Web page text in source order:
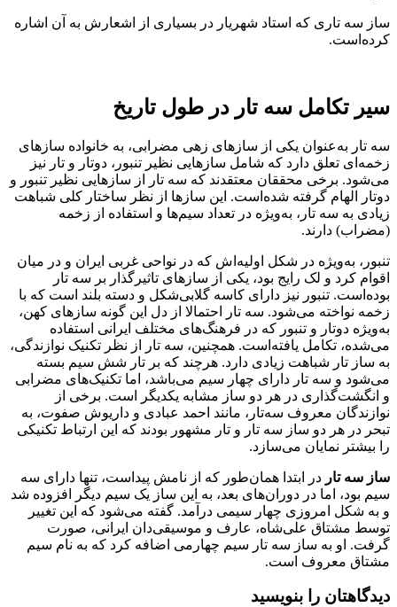
ساز سه تاری که استاد شهریار در بسیاری از اشعارش به آن اشاره
کرده‌است.
سیر تکامل سه تار در طول تاریخ
سه تار به‌عنوان یکی از سازهای زهی مضرابی، به خانواده سازهای
زخمه‌ای تعلق دارد که شامل سازهایی نظیر تنبور، دوتار و تار نیز
می‌شود. برخی محققان معتقدند که سه تار از سازهایی نظیر تنبور و
دوتار الهام گرفته شده‌است. این سازها از نظر ساختار کلی شباهت
زیادی به سه تار، به‌ویژه در تعداد سیم‌ها و استفاده از زخمه
(مضراب) دارند.
تنبور، به‌ویژه در شکل اولیه‌اش که در نواحی غربی ایران و در میان
اقوام کرد و لک رایج بود، یکی از سازهای تاثیرگذار بر سه تار
بوده‌است. تنبور نیز دارای کاسه گلابی‌شکل و دسته بلند است که با
زخمه نواخته می‌شود. سه تار احتمالا از دل این گونه سازهای کهن،
به‌ویژه دوتار و تنبور که در فرهنگ‌های مختلف ایرانی استفاده
می‌شده، تکامل یافته‌است. همچنین، سه تار از نظر تکنیک نوازندگی،
به ساز تار شباهت زیادی دارد. هرچند که بر تار شش سیم بسته
می‌شود و سه تار دارای چهار سیم می‌باشد، اما تکنیک‌های مضرابی
و انگشت‌گذاری در هر دو ساز مشابه یکدیگر است. برخی از
نوازندگان معروف سه‌تار، مانند احمد عبادی و داریوش صفوت، به
تبحر در هر دو ساز سه تار و تار مشهور بودند که این ارتباط تکنیکی
را بیشتر نمایان می‌سازد.
ساز سه تار در ابتدا همان‌طور که از نامش پیداست، تنها دارای سه
سیم بود، اما در دوران‌های بعد، به این ساز یک سیم دیگر افزوده شد
و به شکل امروزی چهار سیمی درآمد. گفته می‌شود که این تغییر
توسط مشتاق علی‌شاه، عارف و موسیقی‌دان ایرانی، صورت
گرفت. او به ساز سه تار سیم چهارمی اضافه کرد که به نام سیم
مشتاق معروف است.
دیدگاهتان را بنویسید